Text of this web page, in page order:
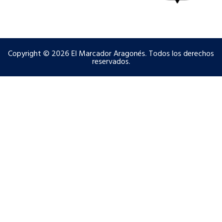
Copyright © 2026 El Marcador Aragonés. Todos los derechos
reservados.